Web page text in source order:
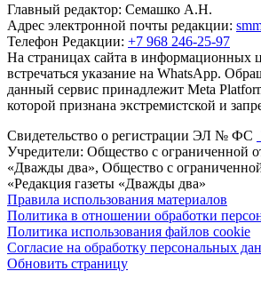
Главный редактор: Семашко А.Н.
Адрес электронной почты редакции:
Телефон Редакции: +7 968 246-25-97
На страницах сайта в информационных
встречаться указание на WhatsApp.
данный сервис принадлежит Meta
которой признана экстремистской и
Свидетельство о регистрации ЭЛ № ФС
Учредители: Общество с ограниченной
«Дважды два», Общество с
«Редакция газеты «Дважды два»
Правила использования материалов
Политика в отношении обработки
Политика использования файлов cookie
Согласие на обработку персональных
Обновить страницу